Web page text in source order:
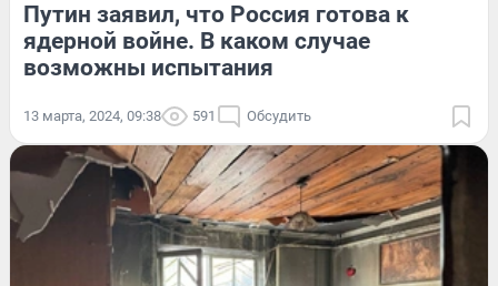
Путин заявил, что Россия готова к
ядерной войне. В каком случае
возможны испытания
13 марта, 2024, 09:38 591 Обсудить